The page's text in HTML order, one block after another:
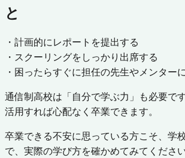
と
・計画的にレポートを提出する
・スクーリングをしっかり出席する
・困ったらすぐに担任の先生やメンター
通信制高校は「自分で学ぶ力」も必要で
活用すれば心配なく卒業できます。
卒業できる不安に思っている方こそ、学
で、実際の学び方を確かめてみてください